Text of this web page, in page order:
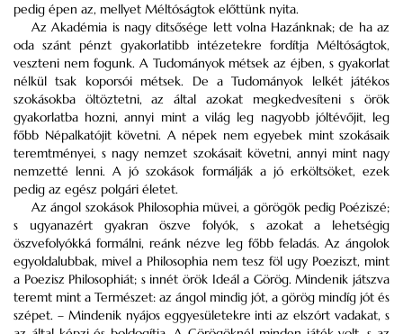
pedig épen az, mellyet Méltóságtok előttünk nyita.
Az Akadémia is nagy ditsősége lett volna Hazánknak; de ha az
oda szánt pénzt gyakorlatibb intézetekre fordítja Méltóságtok,
veszteni nem fogunk. A Tudományok métsek az éjben, s gyakorlat
nélkül tsak koporsói métsek. De a Tudományok lelkét játékos
szokásokba öltöztetni, az által azokat megkedvesíteni s örök
gyakorlatba hozni, annyi mint a világ leg nagyobb jóltévőjit, leg
főbb Népalkatójit követni. A népek nem egyebek mint szokásaik
teremtményei, s nagy nemzet szokásait követni, annyi mint nagy
nemzetté lenni. A jó szokások formálják a jó erköltsöket, ezek
pedig az egész polgári életet.
Az ángol szokások Philosophia müvei, a görögök pedig Poéziszé;
s ugyanazért gyakran öszve folyók, s azokat a lehetségig
öszvefolyókká formálni, reánk nézve leg főbb feladás. Az ángolok
egyoldalubbak, mivel a Philosophia nem tesz föl ugy Poeziszt, mint
a Poezisz Philosophiát; s innét örök Ideál a Görög. Mindenik játszva
teremt mint a Természet: az ángol mindig jót, a görög mindíg jót és
szépet. – Mindenik nyájos eggyesületekre inti az elszórt vadakat, s